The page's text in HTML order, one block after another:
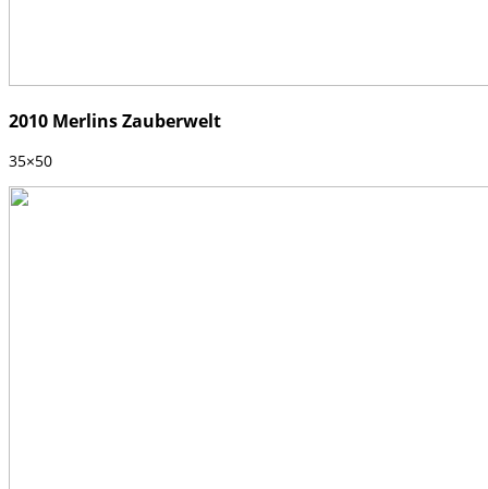
2010 Merlins Zauberwelt
35×50